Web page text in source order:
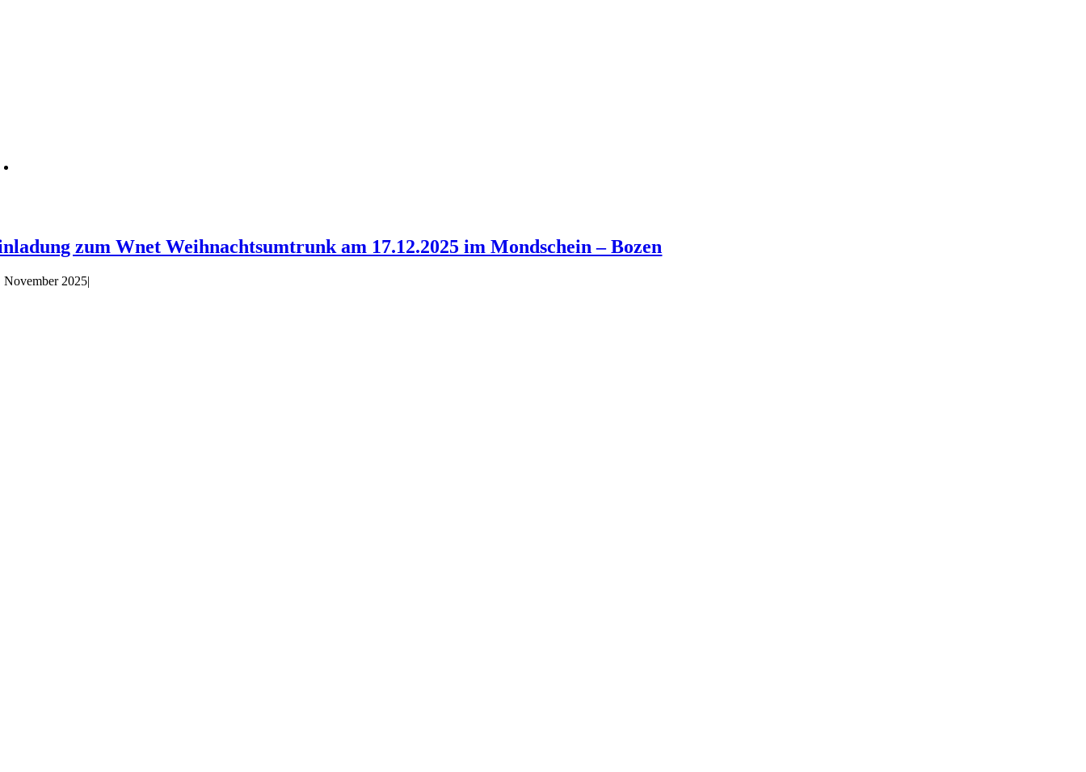
zum Wnet Weihnachtsumtrunk am 17.12.2025 im Mondschein – Bozen
November 2025|